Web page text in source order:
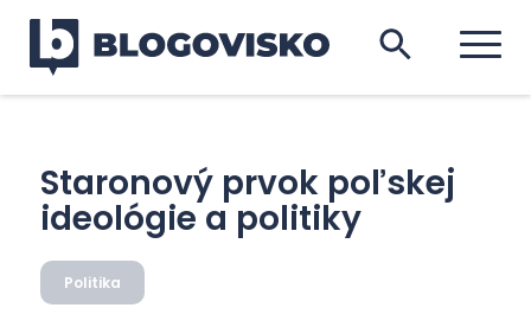
Staronový prvok poľskej
ideológie a politiky
Politika